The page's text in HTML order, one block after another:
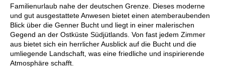
Familienurlaub nahe der deutschen Grenze. Dieses moderne
und gut ausgestattete Anwesen bietet einen atemberaubenden
Blick über die Genner Bucht und liegt in einer malerischen
Gegend an der Ostküste Südjütlands. Von fast jedem Zimmer
aus bietet sich ein herrlicher Ausblick auf die Bucht und die
umliegende Landschaft, was eine friedliche und inspirierende
Atmosphäre schafft.